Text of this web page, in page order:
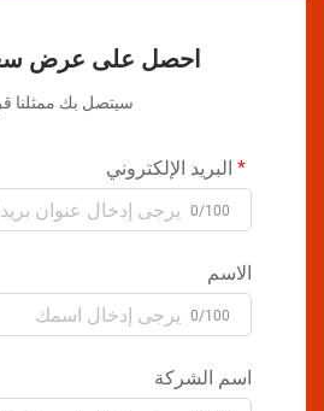
احصل على عرض
سيتصل بك ممثلنا
البريد الإلكتروني
0/100
الاسم
0/100
اسم الشركة